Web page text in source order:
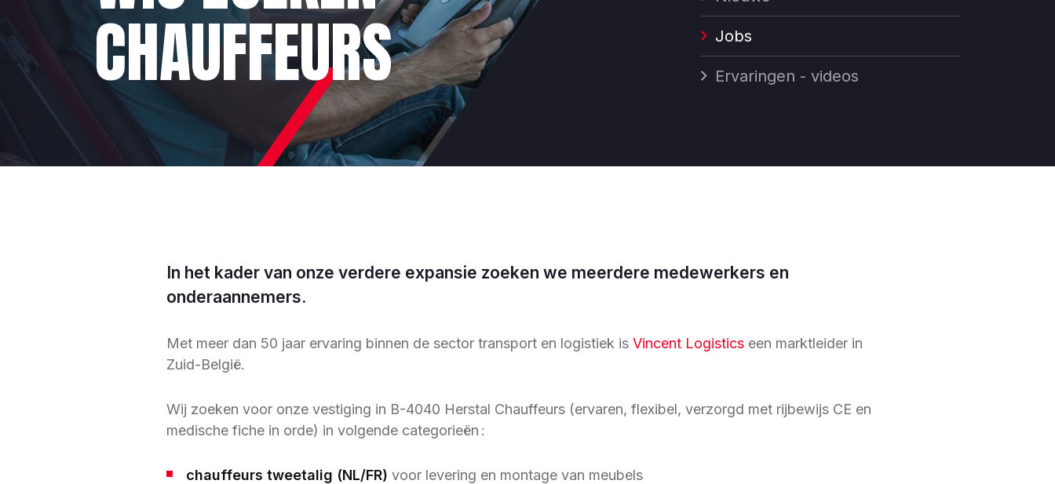
CHAUFFEURS Jobs
Ervaringen - videos
In het kader van onze verdere expansie zoeken we meerdere medewerkers en
onderaannemers.
Met meer dan 50 jaar ervaring binnen de sector transport en logistiek is Vincent Logistics een marktleider in
Zuid-België.
Wij zoeken voor onze vestiging in B-4040 Herstal Chauffeurs (ervaren, flexibel, verzorgd met rijbewijs CE en
medische fiche in orde) in volgende categorieën :
chauffeurs tweetalig (NL/FR) voor levering en montage van meubels